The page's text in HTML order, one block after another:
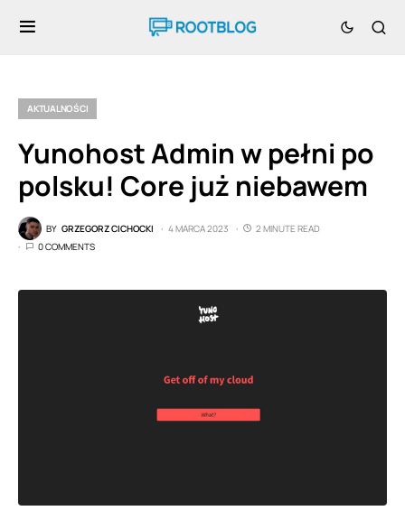
AKTUALNOŚCI
Yunohost Admin w pełni po
polsku! Core już niebawem
BY GRZEGORZ CICHOCKI 4 MARCA 2023
2 MINUTE READ
0 COMMENTS